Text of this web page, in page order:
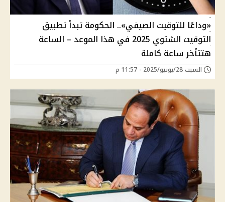
«وداعًا للتوقيت الصيفي».. الحكومة تبدأ تطبيق
التوقيت الشتوي 2025 في هذا الموعد – الساعة
هتتأخر ساعة كاملة
السبت 28/يونيو/2025 - 11:57 م